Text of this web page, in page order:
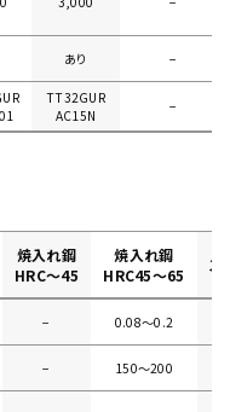
あり −
TT32GUR
AC15N
−
焼入れ鋼
HRC～45
焼入れ鋼
HRC45～65
ス
− 0.08〜0.2
− 150〜200